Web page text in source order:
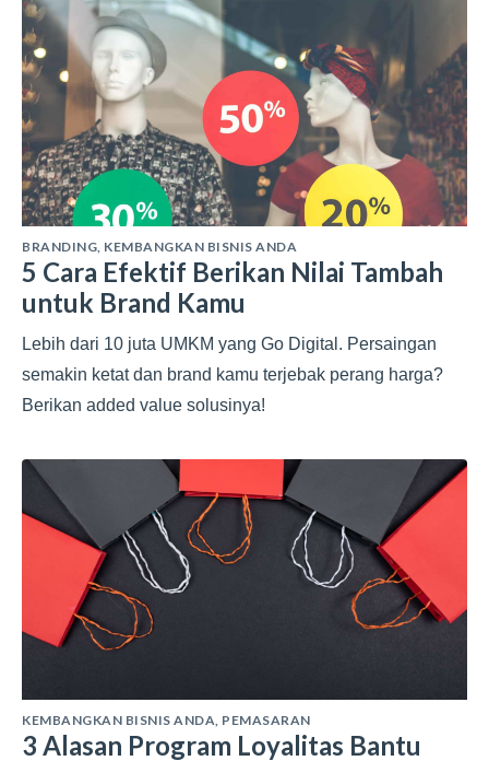
BRANDING, KEMBANGKAN BISNIS ANDA
5 Cara Efektif Berikan Nilai Tambah
untuk Brand Kamu
Lebih dari 10 juta UMKM yang Go Digital. Persaingan
semakin ketat dan brand kamu terjebak perang harga?
Berikan added value solusinya!
KEMBANGKAN BISNIS ANDA, PEMASARAN
3 Alasan Program Loyalitas Bantu